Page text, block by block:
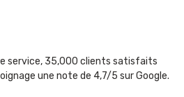
service, 35,000 clients satisfaits
une note de 4,7/5 sur Google.